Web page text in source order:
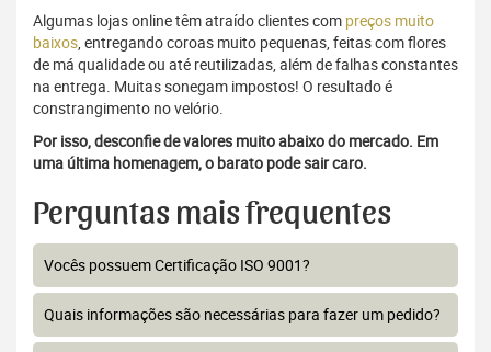
Algumas lojas online têm atraído clientes com preços muito
baixos, entregando coroas muito pequenas, feitas com flores
de má qualidade ou até reutilizadas, além de falhas constantes
na entrega. Muitas sonegam impostos! O resultado é
constrangimento no velório.
Por isso, desconfie de valores muito abaixo do mercado. Em
uma última homenagem, o barato pode sair caro.
Perguntas mais frequentes
Vocês possuem Certificação ISO 9001?
Quais informações são necessárias para fazer um pedido?